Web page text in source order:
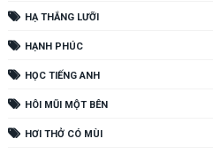
HẠ THẮNG LƯỠI
HẠNH PHÚC
HỌC TIẾNG ANH
HÔI MŨI MỘT BÊN
HƠI THỞ CÓ MÙI